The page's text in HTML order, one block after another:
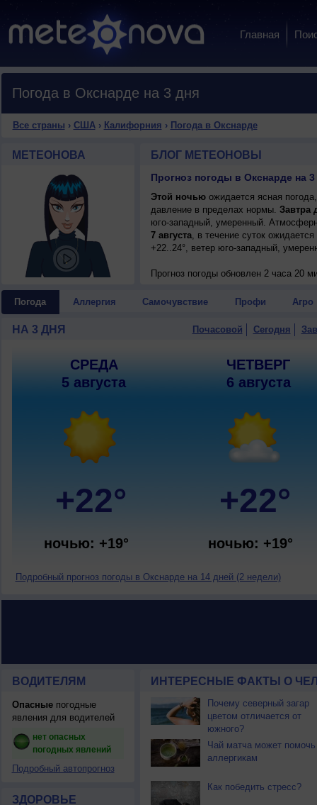
Главная
Погода в Окснарде на 3 дня
Все страны › США› Калифорния › Погода в Окснарде
МЕТЕОНОВА БЛОГ МЕТЕОНОВЫ
Прогноз погоды в Окснарде на 3
Этой ночьюожидается ясная
давление в пределах нормы. Завтра
юго-западный, умеренный.
7 августа, в течение суток
+22..24°, ветер юго-западный,
Прогноз погоды обновлен 2 часа 20
Погода Аллергия Самочувствие Профи Агро
НА 3 ДНЯ Почасовой Сегодня
СРЕДА
5 августа
+22°
ночью: +19°
ЧЕТВЕРГ
6 августа
+22°
ночью: +19°
Подробный прогноз погоды в Окснарде на 14 дней (2 недели)
ВОДИТЕЛЯМ
Опасныепогодные
явления для водителей
нет опасных
погодных явлений
Подробный автопрогноз
ЗДОРОВЬЕ
ИНТЕРЕСНЫЕ ФАКТЫ О
Почему северный загар
цветом отличается от
южного?
Чай матча может помочь
аллергикам
Как победить стресс?